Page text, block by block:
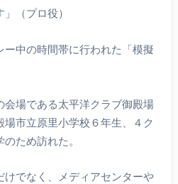
（プロ役）
中の時間帯に行われた「模擬
場である太平洋クラブ御殿場
場市立原里小学校６年生、４ク
ため訪れた。
けでなく、メディアセンターや